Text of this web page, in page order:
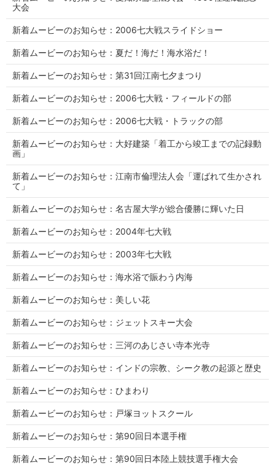
大会
新着ムービーのお知らせ：2006七大戦スライドショー
新着ムービーのお知らせ：夏だ！海だ！海水浴だ！
新着ムービーのお知らせ：第31回江南七夕まつり
新着ムービーのお知らせ：2006七大戦・フィールドの部
新着ムービーのお知らせ：2006七大戦・トラックの部
新着ムービーのお知らせ：大好建築「着工から竣工までの記録動
画」
新着ムービーのお知らせ：江南市倫理法人会「運ばれて生かされ
て」
新着ムービーのお知らせ：名古屋大学が総合優勝に輝いた日
新着ムービーのお知らせ：2004年七大戦
新着ムービーのお知らせ：2003年七大戦
新着ムービーのお知らせ：海水浴で賑わう内海
新着ムービーのお知らせ：美しい花
新着ムービーのお知らせ：ジェットスキー大会
新着ムービーのお知らせ：三河のあじさい寺本光寺
新着ムービーのお知らせ：インドの宗教、シーク教の起源と歴史
新着ムービーのお知らせ：ひまわり
新着ムービーのお知らせ：戸塚ヨットスクール
新着ムービーのお知らせ：第90回日本選手権
新着ムービーのお知らせ：第90回日本陸上競技選手権大会